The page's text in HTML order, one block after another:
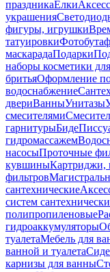
праздникаЕлки
украшения
фигуры, игрушки
татуировки
маскарадаПодарки
наборы косметики
бритьяОформление
водоснабжение
двериВанныУнитазы
смесителями
гарнитурыБиде
гидромассажем
насосыПроточные
кувшиныКартриджи,
фильтров
сантехнические
систем
полипропиленовые
гидроаккумуляторы
туалетаМебель для
ванной и туалета
карнизы для ванны